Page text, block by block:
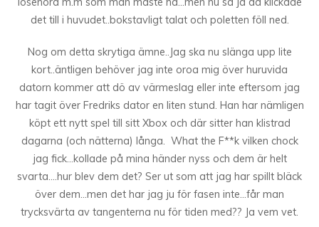
det till i huvudet..bokstavligt talat och poletten föll ned.
Nog om detta skrytiga ämne..Jag ska nu slänga upp lite
kort..äntligen behöver jag inte oroa mig över huruvida
datorn kommer att dö av värmeslag eller inte eftersom jag
har tagit över Fredriks dator en liten stund. Han har nämligen
köpt ett nytt spel till sitt Xbox och där sitter han klistrad
dagarna (och nätterna) långa. What the F**k vilken chock
jag fick…kollade på mina händer nyss och dem är helt
svarta….hur blev dem det? Ser ut som att jag har spillt bläck
över dem…men det har jag ju för fasen inte…får man
trycksvärta av tangenterna nu för tiden med?? Ja vem vet.